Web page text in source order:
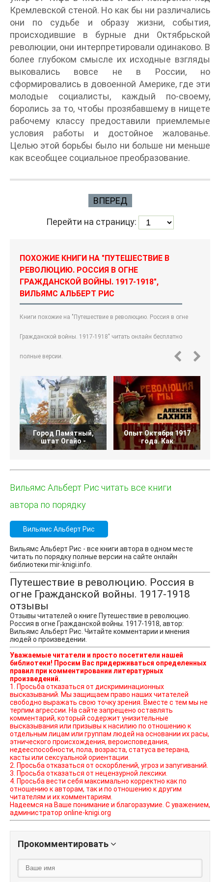
Кремлевской стеной. Но как бы ни различались
они по судьбе и образу жизни, события,
происходившие в бурные дни Октябрьской
революции, они интерпретировали одинаково. В
более глубоком смысле их исходные взгляды
выковались вовсе не в России, но
сформировались в довоенной Америке, где эти
молодые социалисты, каждый по-своему,
боролись за то, чтобы прозябавшему в нищете
рабочему классу предоставили приемлемые
условия работы и достойное жалованье.
Целью этой борьбы было ни больше ни меньше
как всеобщее социальное преобразование.
ВПЕРЕД
Перейти на страницу:
ПОХОЖИЕ КНИГИ НА "ПУТЕШЕСТВИЕ В
РЕВОЛЮЦИЮ. РОССИЯ В ОГНЕ
ГРАЖДАНСКОЙ ВОЙНЫ. 1917-1918",
ВИЛЬЯМС АЛЬБЕРТ РИС
Книги похожие на "Путешествие в революцию. Россия в огне
Гражданской войны. 1917-1918" читать онлайн бесплатно
полные версии.
Город Памятный,
штат Огайо -
Опыт Октября 1917
года. Как
Вильямс Альберт Рис читать все книги
автора по порядку
Вильямс Альберт Рис
Вильямс Альберт Рис - все книги автора в одном месте
читать по порядку полные версии на сайте онлайн
библиотеки mir-knigi.info.
Путешествие в революцию. Россия в
огне Гражданской войны. 1917-1918
отзывы
Отзывы читателей о книге Путешествие в революцию.
Россия в огне Гражданской войны. 1917-1918, автор:
Вильямс Альберт Рис. Читайте комментарии и мнения
людей о произведении.
Уважаемые читатели и просто посетители нашей
библиотеки! Просим Вас придерживаться определенных
правил при комментировании литературных
произведений.
1. Просьба отказаться от дискриминационных
высказываний. Мы защищаем право наших читателей
свободно выражать свою точку зрения. Вместе с тем мы не
терпим агрессии. На сайте запрещено оставлять
комментарий, который содержит унизительные
высказывания или призывы к насилию по отношению к
отдельным лицам или группам людей на основании их расы,
этнического происхождения, вероисповедания,
недееспособности, пола, возраста, статуса ветерана,
касты или сексуальной ориентации.
2. Просьба отказаться от оскорблений, угроз и запугиваний.
3. Просьба отказаться от нецензурной лексики.
4. Просьба вести себя максимально корректно как по
отношению к авторам, так и по отношению к другим
читателям и их комментариям.
Надеемся на Ваше понимание и благоразумие. С уважением,
администратор online-knigi.org
Прокомментировать